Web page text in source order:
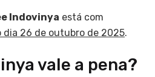
Indovinya está com
dia 26 de outubro de 2025.
vale a pena?